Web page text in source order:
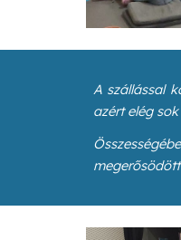
A szállással
azért elég